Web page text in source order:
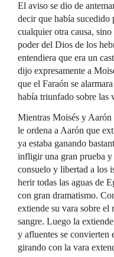
El aviso se dio de
decir que había sucedido
cualquier otra causa,
poder del Dios de los
entendiera que era un
dijo expresamente a
que el Faraón se
había triunfado sobre las
Mientras Moisés y Aarón
le ordena a Aarón que
ya estaba ganando
infligir una gran prueba
consuelo y libertad a los
herir todas las aguas de
con gran dramatismo.
extiende su vara sobre
sangre. Luego la
y afluentes se convierten
girando con la vara